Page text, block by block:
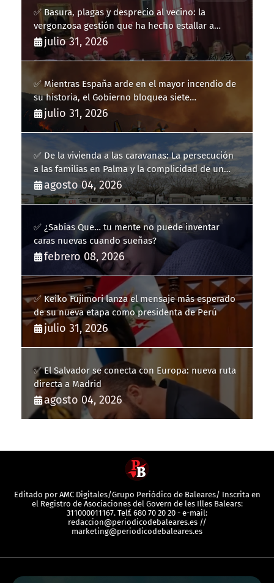
✅ Basura, plagas y desprecio al vecino: la
vergonzosa gestión que ha hecho estallar a
Llucmajor
julio 31, 2026
✅ Mientras España arde en el mayor incendio de
su historia, el Gobierno bloquea siete
hidroaviones por "ahorrarse" dinero
julio 31, 2026
✅ De la vivienda a las caravanas: La persecución
a las familias en Palma y la complicidad de un
fracaso heredado
agosto 04, 2026
✅ ¿Sabías Que… tu mente no puede inventar
caras nuevas cuando sueñas?
febrero 08, 2026
✅ Keiko Fujimori lanza el mensaje más esperado
de su nueva etapa como presidenta de Perú
julio 31, 2026
✅ El Salvador se conecta con Europa: nueva ruta
directa a Madrid
agosto 04, 2026
Editado por AMC Digitales/Grupo Periódico de Baleares/ Inscrita en
el Registro de Asociaciones del Govern de les Illes Balears:
311000011167. Telf. 680 70 20 20 - e-mail:
redaccion@periodicodebaleares.es //
marketing@periodicodebaleares.es